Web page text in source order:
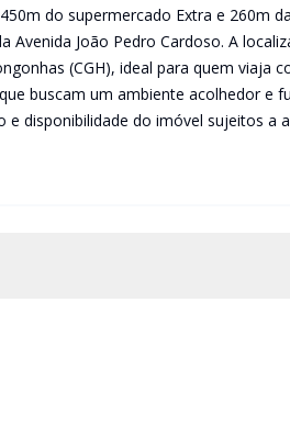
do supermercado Extra e 260m
João Pedro Cardoso. A
(CGH), ideal para quem viaja
buscam um ambiente acolhedor e
disponibilidade do imóvel sujeitos a